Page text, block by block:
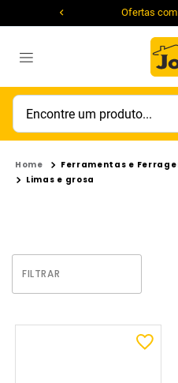
Ofertas
Encontre um produto...
Ferramentas e
Limas e grosa
FILTRAR